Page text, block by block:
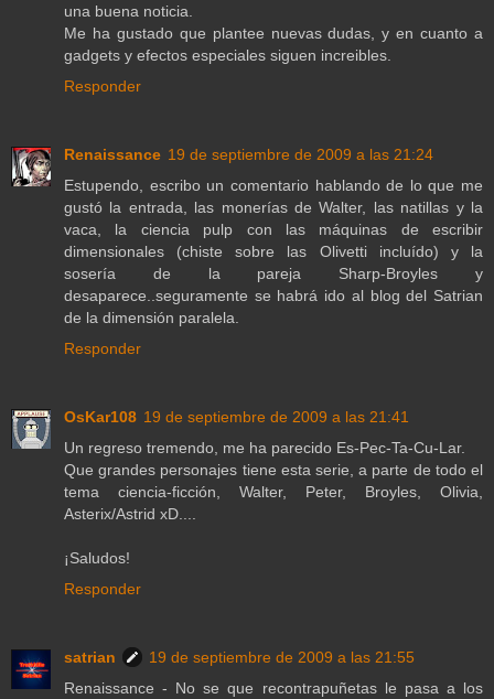
una buena noticia.
Me ha gustado que plantee nuevas dudas, y en cuanto a
gadgets y efectos especiales siguen increibles.
Responder
Renaissance 19 de septiembre de 2009 a las 21:24
Estupendo, escribo un comentario hablando de lo que me
gustó la entrada, las monerías de Walter, las natillas y la
vaca, la ciencia pulp con las máquinas de escribir
dimensionales (chiste sobre las Olivetti incluído) y la
sosería de la pareja Sharp-Broyles y
desaparece..seguramente se habrá ido al blog del Satrian
de la dimensión paralela.
Responder
OsKar108 19 de septiembre de 2009 a las 21:41
Un regreso tremendo, me ha parecido Es-Pec-Ta-Cu-Lar.
Que grandes personajes tiene esta serie, a parte de todo el
tema ciencia-ficción, Walter, Peter, Broyles, Olivia,
Asterix/Astrid xD....
¡Saludos!
Responder
satrian
19 de septiembre de 2009 a las 21:55
Renaissance - No se que recontrapuñetas le pasa a los